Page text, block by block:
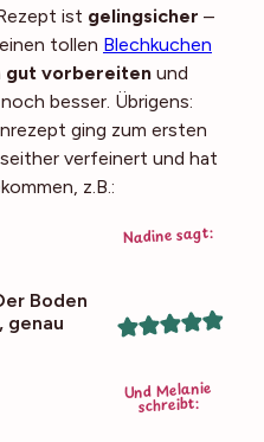
ist gelingsicher –
tollen Blechkuchen
gut vorbereiten und
besser. Übrigens:
ging zum ersten
seither verfeinert und hat
z.B.:
Nadine sagt:
Boden
genau
Und Melanie
schreibt: